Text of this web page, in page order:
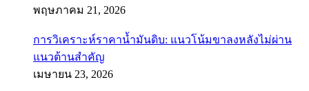
พฤษภาคม 21, 2026
การวิเคราะห์ราคาน้ำมันดิบ: แนวโน้มขาลงหลังไม่ผ่าน
แนวต้านสำคัญ
เมษายน 23, 2026